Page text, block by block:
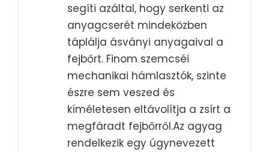
segíti azáltal, hogy serkenti az
anyagcserét mindeközben
táplálja ásványi anyagaival a
fejbőrt. Finom szemcséi
mechanikai hámlasztók, szinte
észre sem veszed és
kíméletesen eltávolítja a zsírt a
megfáradt fejbőrről.Az agyag
rendelkezik egy úgynevezett